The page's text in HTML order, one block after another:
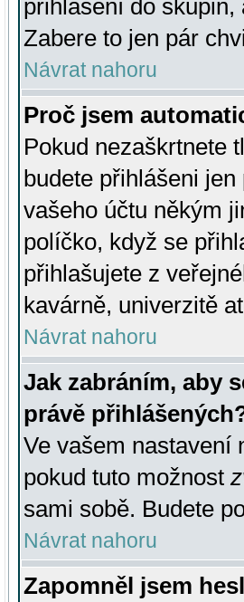
přihlášení do
Zabere to jen pár
Návrat nahoru
Proč jsem
Pokud nezaškrtnete
budete přihlášeni
vašeho účtu někým
políčko, když se
přihlašujete z
kavárně, univerzitě
Návrat nahoru
Jak zabráním, aby
právě
Ve vašem nastavení
pokud tuto možnost
sami sobě. Budete
Návrat nahoru
Zapomněl jsem